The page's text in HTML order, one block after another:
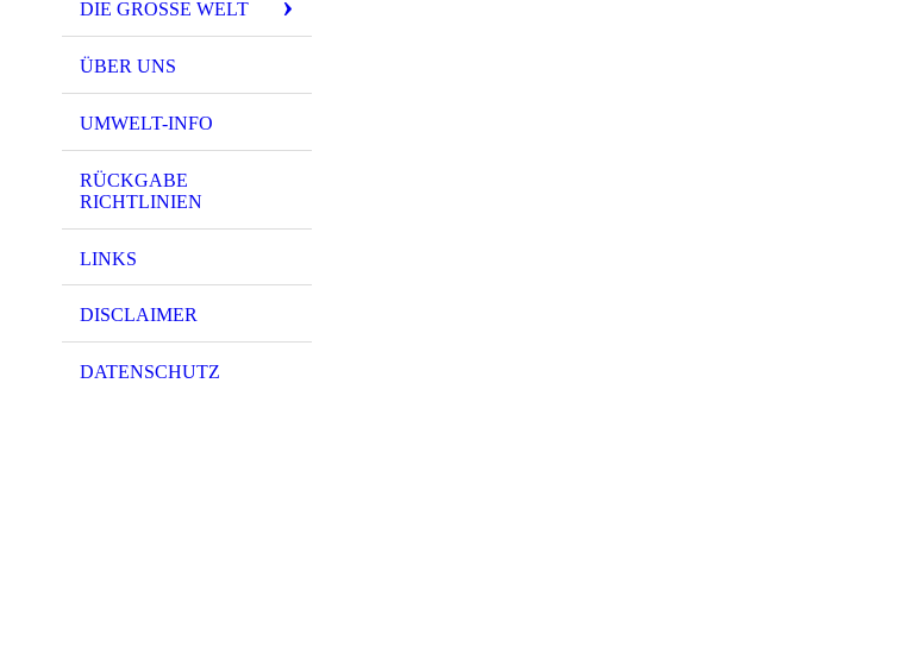
DIE GROSSE WELT
ÜBER UNS
UMWELT-INFO
RÜCKGABE
RICHTLINIEN
LINKS
DISCLAIMER
DATENSCHUTZ